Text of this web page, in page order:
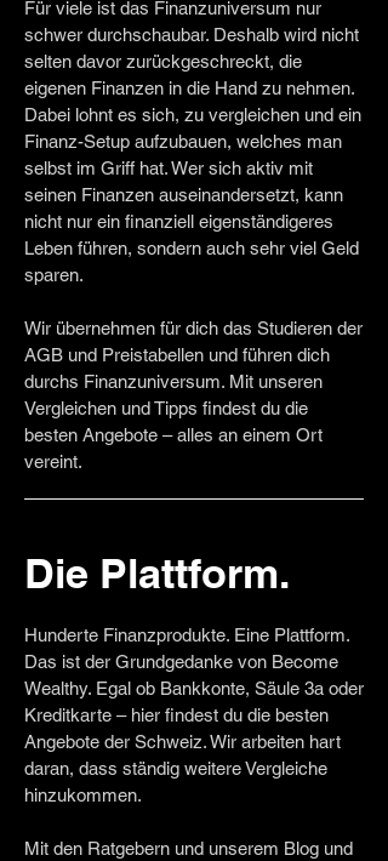
Für viele ist das Finanzuniversum nur
schwer durchschaubar. Deshalb wird nicht
selten davor zurückgeschreckt, die
eigenen Finanzen in die Hand zu nehmen.
Dabei lohnt es sich, zu vergleichen und ein
Finanz-Setup aufzubauen, welches man
selbst im Griff hat. Wer sich aktiv mit
seinen Finanzen auseinandersetzt, kann
nicht nur ein finanziell eigenständigeres
Leben führen, sondern auch sehr viel Geld
sparen.
Wir übernehmen für dich das Studieren der
AGB und Preistabellen und führen dich
durchs Finanzuniversum. Mit unseren
Vergleichen und Tipps findest du die
besten Angebote – alles an einem Ort
vereint.
Die Plattform.
Hunderte Finanzprodukte. Eine Plattform.
Das ist der Grundgedanke von Become
Wealthy. Egal ob Bankkonte, Säule 3a oder
Kreditkarte – hier findest du die besten
Angebote der Schweiz. Wir arbeiten hart
daran, dass ständig weitere Vergleiche
hinzukommen.
Mit den Ratgebern und unserem Blog und